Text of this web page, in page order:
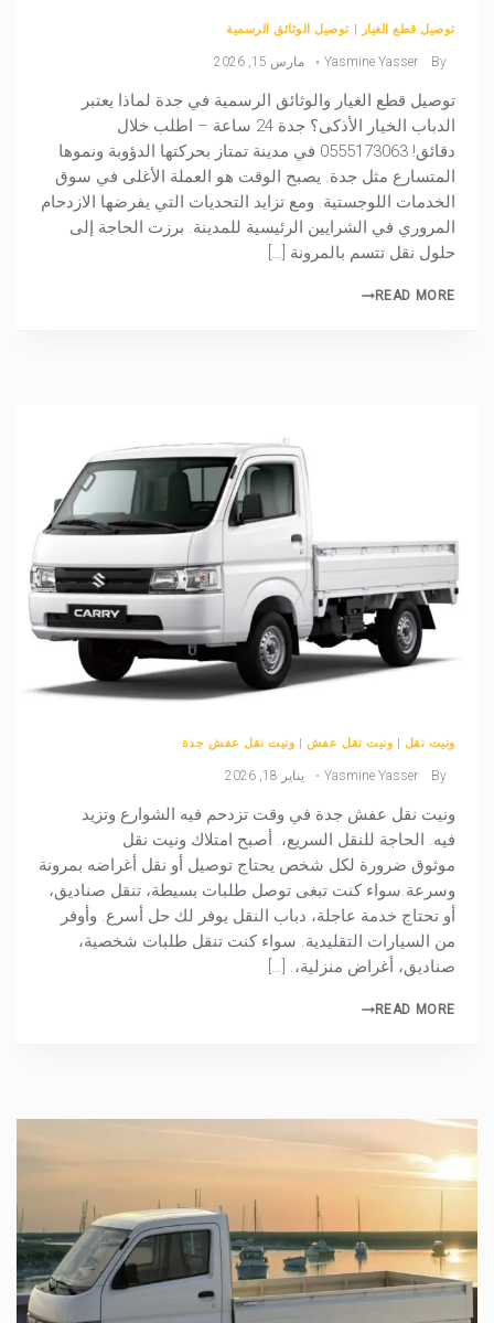
توصيل قطع الغيار توصيل الوثائق الرسمية
By
Yasmine Yasser مارس 15, 2026
توصيل قطع الغيار والوثائق الرسمية في جدة لماذا يعتبر
الدباب الخيار الأذكى؟ جدة 24 ساعة – اطلب خلال
دقائق! 0555173063 في مدينة تمتاز بحركتها الدؤوبة ونموها
المتسارع مثل جدة. يصبح الوقت هو العملة الأغلى في سوق
الخدمات اللوجستية. ومع تزايد التحديات التي يفرضها الازدحام
المروري في الشرايين الرئيسية للمدينة. برزت الحاجة إلى
حلول نقل تتسم بالمرونة […]
READ MORE
ونيت نقل ونيت نقل عفش ونيت نقل عفش جدة
By
Yasmine Yasser يناير 18, 2026
ونيت نقل عفش جدة في وقت تزدحم فيه الشوارع وتزيد
فيه. الحاجة للنقل السريع،. أصبح امتلاك ونيت نقل
موثوق ضرورة لكل شخص يحتاج توصيل أو نقل أغراضه بمرونة
وسرعة.سواء كنت تبغى توصل طلبات بسيطة، تنقل صناديق،
أو تحتاج خدمة عاجلة، دباب النقل يوفر لك حل أسرع. وأوفر
من السيارات التقليدية. سواء كنت تنقل طلبات شخصية،
صناديق، أغراض منزلية،. […]
READ MORE